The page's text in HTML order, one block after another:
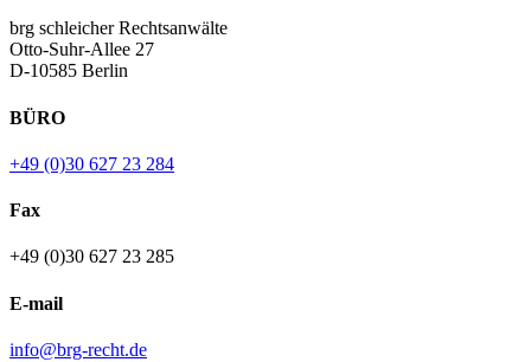
brg schleicher Rechtsanwälte
Otto-Suhr-Allee 27
D-10585 Berlin
BÜRO
+49 (0)30 627 23 284
Fax
+49 (0)30 627 23 285
E-mail
info@brg-recht.de